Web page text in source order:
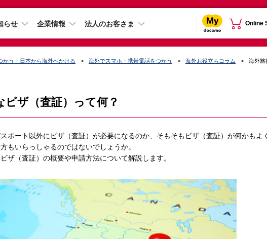
らせ 企業情報 法人のお客さま Online
かう・日本から海外へかける 海外でスマホ・携帯電話をつかう 海外お役立ちコラム 海外旅
ビザ（査証）って何？
ポート以外にビザ（査証）が必要になるのか、そもそもビザ（査証）が何かもよく
もいらっしゃるのではないでしょうか。
ザ（査証）の概要や申請方法について解説します。